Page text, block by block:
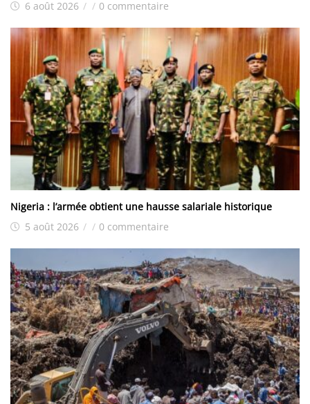
6 août 2026 / / 0 commentaire
Nigeria : l’armée obtient une hausse salariale historique
5 août 2026 / / 0 commentaire